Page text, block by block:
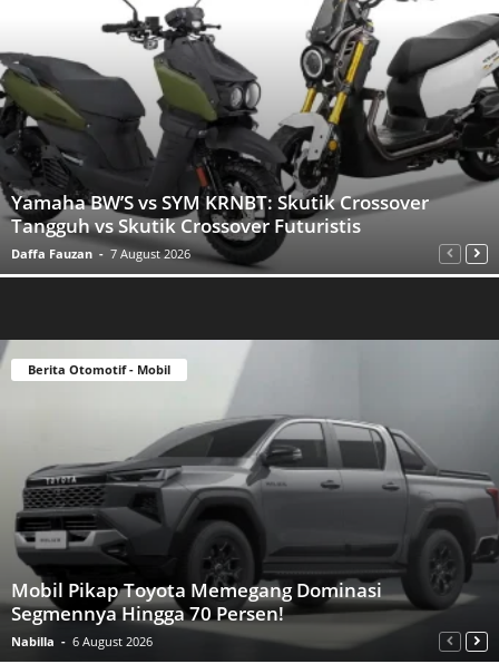
Yamaha BW’S vs SYM KRNBT: Skutik Crossover
Tangguh vs Skutik Crossover Futuristis
Daffa Fauzan - 7 August 2026
Berita Otomotif - Mobil
Mobil Pikap Toyota Memegang Dominasi
Segmennya Hingga 70 Persen!
Nabilla - 6 August 2026